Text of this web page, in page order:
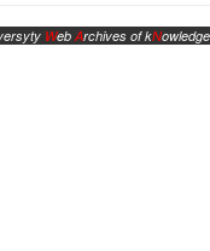
WebArchives of kNowledge